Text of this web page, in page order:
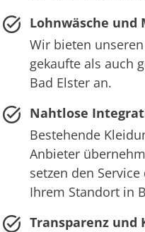
Lohnwäsche und
Wir bieten
gekaufte als auch
Bad Elster an.
Nahtlose
Bestehende
Anbieter
setzen den
Ihrem Standort in
Transparenz und